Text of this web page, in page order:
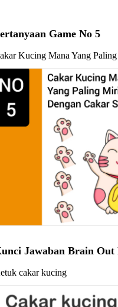
Game No 5
Kucing Mana Yang
Jawaban Brain Out
cakar kucing